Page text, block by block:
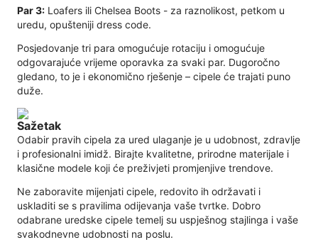
Par 3: Loafers ili Chelsea Boots - za raznolikost, petkom u
uredu, opušteniji dress code.
Posjedovanje tri para omogućuje rotaciju i omogućuje
odgovarajuće vrijeme oporavka za svaki par. Dugoročno
gledano, to je i ekonomično rješenje – cipele će trajati puno
duže.
Sažetak
Odabir pravih cipela za ured ulaganje je u udobnost, zdravlje
i profesionalni imidž. Birajte kvalitetne, prirodne materijale i
klasične modele koji će preživjeti promjenjive trendove.
Ne zaboravite mijenjati cipele, redovito ih održavati i
uskladiti se s pravilima odijevanja vaše tvrtke. Dobro
odabrane uredske cipele temelj su uspješnog stajlinga i vaše
svakodnevne udobnosti na poslu.